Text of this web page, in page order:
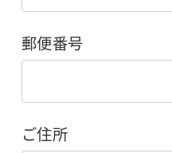
郵便番号
ご住所